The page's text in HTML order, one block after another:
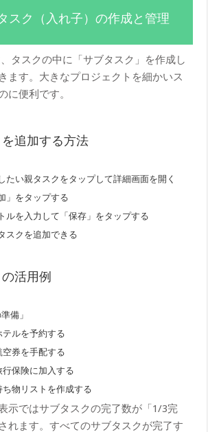
スク（入れ子）の作成と管理
タスクの中に「サブタスク」を作成し
ます。大きなプロジェクトを細かいス
に便利です。
追加する方法
たい親タスクをタップして詳細画面を開く
」をタップする
ルを入力して「保存」をタップする
スクを追加できる
活用例
備」
テルを予約する
空券を手配する
行保険に加入する
ち物リストを作成する
示ではサブタスクの完了数が「1/3完
れます。すべてのサブタスクが完了す